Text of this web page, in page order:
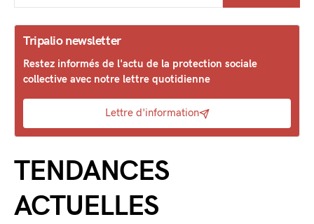
Tripalio newsletter
Restez informés de l'actu de la protection sociale
collective avec notre lettre quotidienne
Lettre d'information
TENDANCES
ACTUELLES